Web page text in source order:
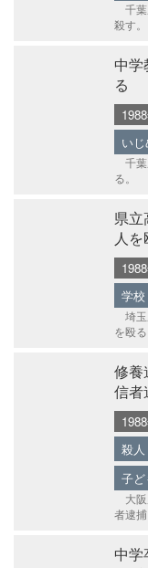
千葉
殺す。
中
る
いじ
千葉
る。
県
人を
学
埼玉
を殴る
修養
信者
殺人
子
大阪
者逮捕
中